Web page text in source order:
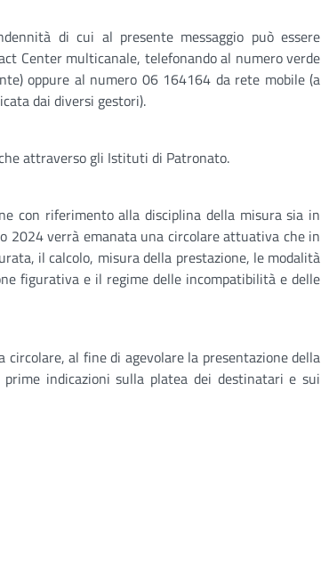
di cui al presente messaggio può essere
Center multicanale, telefonando al numero verde
oppure al numero 06 164164 da rete mobile (a
dai diversi gestori).
attraverso gli Istituti di Patronato.
con riferimento alla disciplina della misura sia in
2024 verrà emanata una circolare attuativa che in
il calcolo, misura della prestazione, le modalità
figurativa e il regime delle incompatibilità e delle
circolare, al fine di agevolare la presentazione della
indicazioni sulla platea dei destinatari e sui